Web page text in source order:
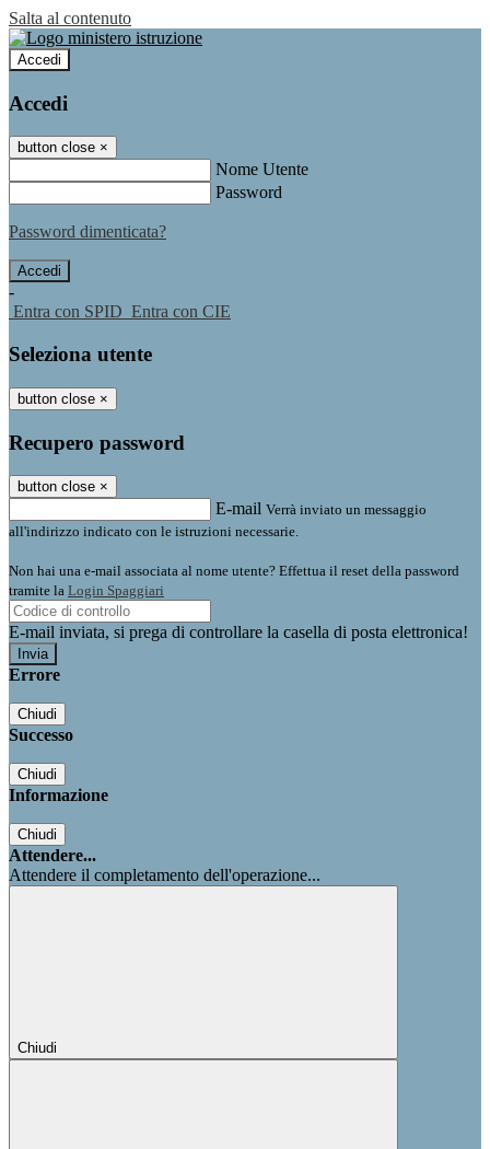
Salta al contenuto
Accedi
Accedi
button close ×
Nome Utente
Password
Password dimenticata?
-
Entra con SPID Entra con CIE
Seleziona utente
button close ×
Recupero password
button close ×
E-mail Verrà inviato un messaggio
all'indirizzo indicato con le istruzioni necessarie.
Non hai una e-mail associata al nome utente? Effettua il reset della password
tramite la Login Spaggiari
E-mail inviata, si prega di controllare la casella di posta elettronica!
Errore
Chiudi
Successo
Chiudi
Informazione
Chiudi
Attendere...
Attendere il completamento dell'operazione...
Chiudi